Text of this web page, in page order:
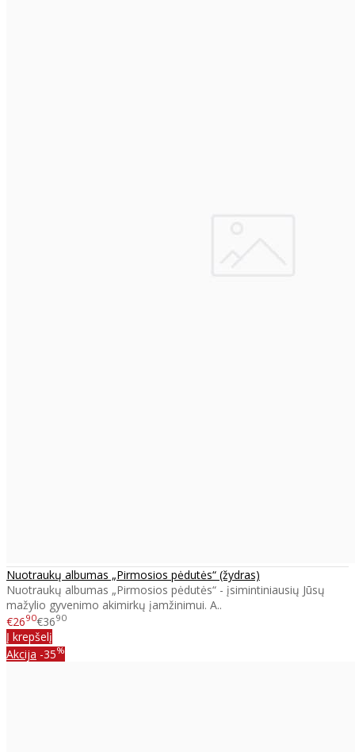
Nuotraukų albumas „Pirmosios pėdutės“ (žydras)
Nuotraukų albumas „Pirmosios pėdutės“ - įsimintiniausių Jūsų
mažylio gyvenimo akimirkų įamžinimui. A..
€2690€3690
Į krepšelį
Akcija -35%